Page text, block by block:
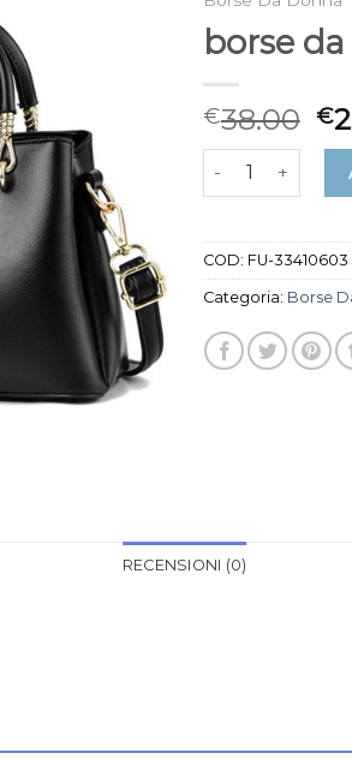
borse
€38.00 €
borse da donna
COD: FU-33410603
Categoria: Borse
RECENSIONI (0)